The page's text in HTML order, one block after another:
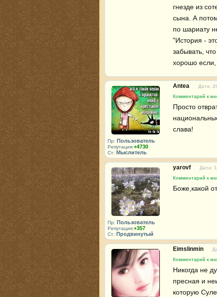
гнезде из
сына. А
по шариату
"История -
забывать,
хорошо
Пр: Пользователь
Репутация:+4730
Ст: Мыслитель
Antea
Дата:
Комментарий к
Просто
слава!
Пр: Пользователь
Репутация:+357
Ст: Продвинутый
yarovf
Дата:
Комментарий к
Боже,какой
Eimslinmin
Комментарий к
Никогда не
пресная и
которую